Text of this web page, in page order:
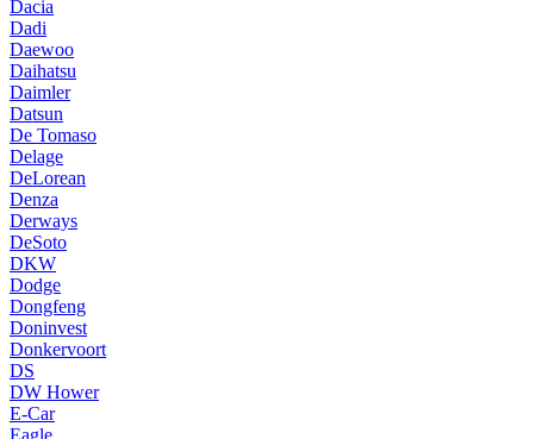
Dacia
Dadi
Daewoo
Daihatsu
Daimler
Datsun
De Tomaso
Delage
DeLorean
Denza
Derways
DeSoto
DKW
Dodge
Dongfeng
Doninvest
Donkervoort
DS
DW Hower
E-Car
Eagle